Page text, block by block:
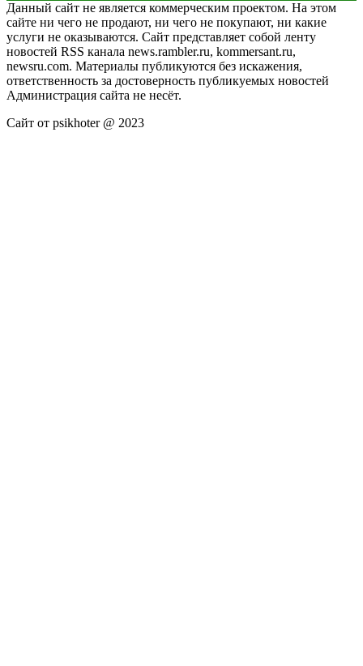
Данный сайт не является коммерческим проектом. На этом
сайте ни чего не продают, ни чего не покупают, ни какие
услуги не оказываются. Сайт представляет собой ленту
новостей RSS канала news.rambler.ru, kommersant.ru,
newsru.com. Материалы публикуются без искажения,
ответственность за достоверность публикуемых новостей
Администрация сайта не несёт.
Сайт от psikhoter @ 2023